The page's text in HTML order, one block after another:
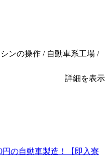
ンの操作 / 自動車系工場 /
詳細を表示